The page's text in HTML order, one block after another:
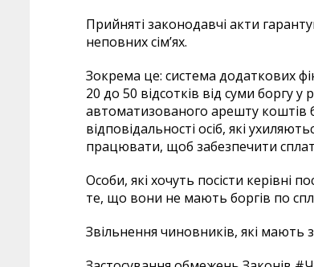
Прийняті законодавчі акти
неповних сім’ях.
Зокрема це: система додаткових
20 до 50 відсотків від суми боргу
автоматизованого арешту коштів
відповідальності осіб, які
працювати, щоб забезпечити
Особи, які хочуть посісти керівні
те, що вони не мають боргів по
Звільнення чиновників, які мають